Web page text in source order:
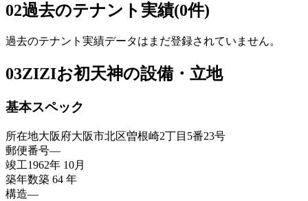
02過去のテナント実績(0件)
過去のテナント実績データはまだ登録されていません。
03ZIZIお初天神の設備・立地
基本スペック
所在地大阪府大阪市北区曽根崎2丁目5番23号
郵便番号—
竣工1962年 10月
築年数築 64 年
構造—